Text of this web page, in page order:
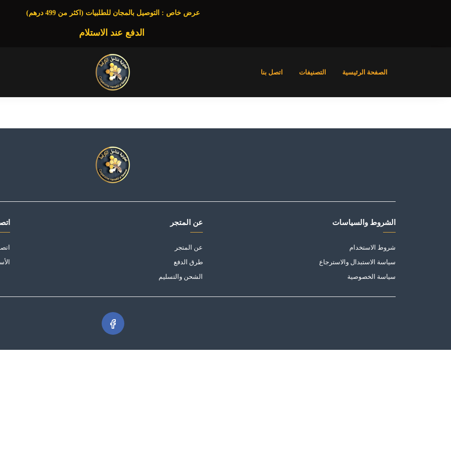
عرض خاص : التوصيل بالمجان للطلبيات (اكثر من 499 درهم)
الدفع عند الاستلام
الصفحة الرئيسية التصنيفات اتصل بنا
الشروط والسياسات
شروط الاستخدام
سياسة الاستبدال والاسترجاع
سياسة الخصوصية
عن المتجر
عن المتجر
طرق الدفع
الشحن والتسليم